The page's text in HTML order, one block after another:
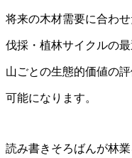
将来の木材需要に合わ
伐採・植林サイクルの
山ごとの生態的価値の
可能になります。
読み書きそろばんが林